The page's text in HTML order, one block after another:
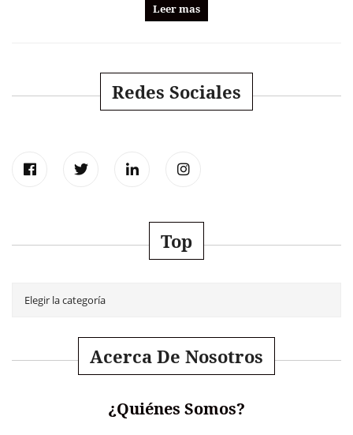
Leer mas
Redes Sociales
Top
Acerca De Nosotros
¿Quiénes Somos?